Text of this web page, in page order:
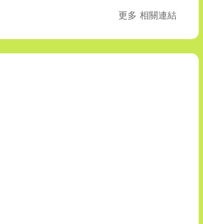
更多 相關連結